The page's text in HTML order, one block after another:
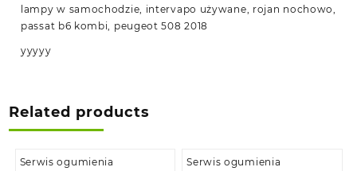
lampy w samochodzie, intervapo używane, rojan nochowo,
passat b6 kombi, peugeot 508 2018
yyyyy
Related products
Serwis ogumienia Serwis ogumienia